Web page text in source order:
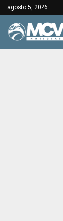
agosto 5, 2026